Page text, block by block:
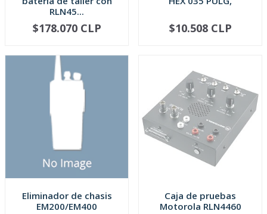
RLN45...
AGOTADO
$178.070 CLP AGOTADO
$10.508 CLP
Eliminador de chasis
EM200/EM400
Caja de pruebas
Motorola RLN4460